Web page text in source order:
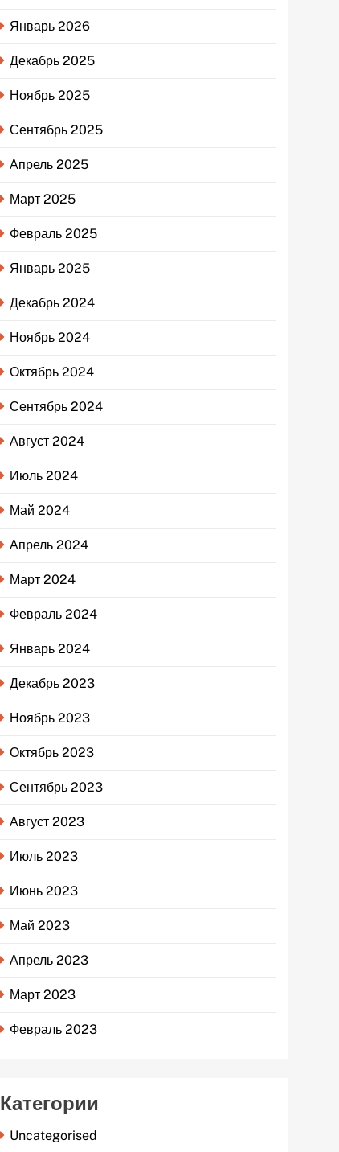
Январь 2026
Декабрь 2025
Ноябрь 2025
Сентябрь 2025
Апрель 2025
Март 2025
Февраль 2025
Январь 2025
Декабрь 2024
Ноябрь 2024
Октябрь 2024
Сентябрь 2024
Август 2024
Июль 2024
Май 2024
Апрель 2024
Март 2024
Февраль 2024
Январь 2024
Декабрь 2023
Ноябрь 2023
Октябрь 2023
Сентябрь 2023
Август 2023
Июль 2023
Июнь 2023
Май 2023
Апрель 2023
Март 2023
Февраль 2023
Категории
Uncategorised